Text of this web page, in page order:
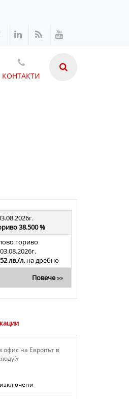
КОНТАКТИ
38.500 %
гориво
лв./л. на дребно
Повече»»
офис на Европът в
за